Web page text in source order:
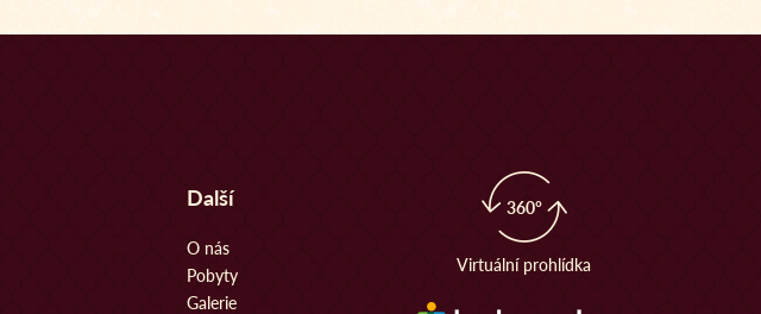
Další
O nás
Pobyty
Galerie
360°
Virtuální prohlídka